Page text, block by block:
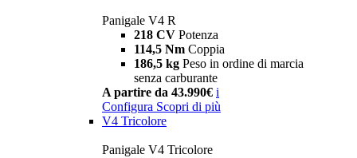
Panigale V4 R
218 CV Potenza
114,5 Nm Coppia
186,5 kg Peso in ordine di marcia
senza carburante
A partire da 43.990€ i
Configura Scopri di più
V4 Tricolore
Panigale V4 Tricolore